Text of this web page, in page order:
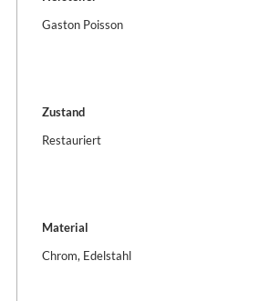
Gaston Poisson
Zustand
Restauriert
Material
Chrom, Edelstahl